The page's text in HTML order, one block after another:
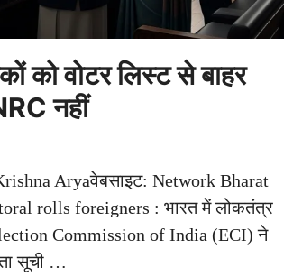
को वोटर लिस्ट से बाहर
नहीं
Aryaवेबसाइट: Network Bharat
rolls foreigners : भारत में लोकतंत्र
Commission of India (ECI) ने
सूची …